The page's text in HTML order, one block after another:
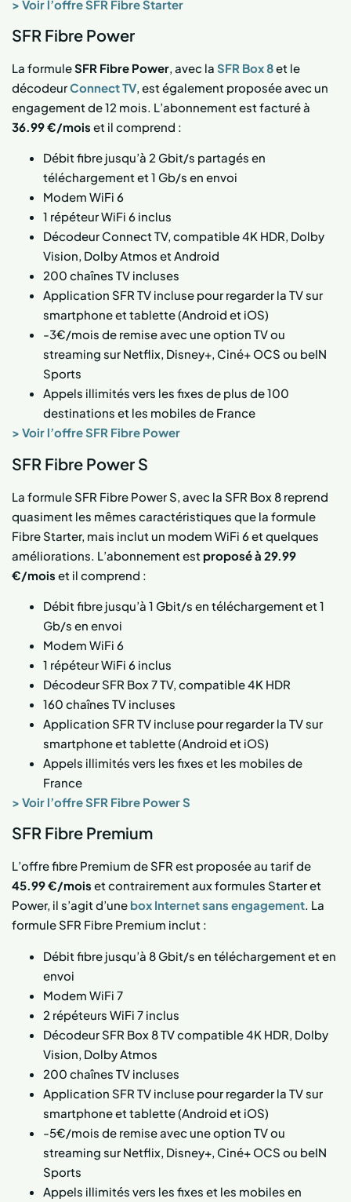
> Voir l’offre SFR Fibre Starter
SFR Fibre Power
La formuleSFR Fibre Power, avec la SFR Box 8et le
décodeurConnect TV, est également proposée avec un
engagement de 12 mois. L’abonnement est facturé à
36.99 €/mois et il comprend :
Débit fibre jusqu’à 2 Gbit/s partagés en
téléchargement et 1 Gb/s en envoi
Modem WiFi 6
1 répéteur WiFi 6 inclus
Décodeur Connect TV, compatible 4K HDR, Dolby
Vision, Dolby Atmos et Android
200 chaînes TV incluses
Application SFR TV incluse pour regarder la TV sur
smartphone et tablette (Android et iOS)
-3€/mois de remise avec une option TV ou
streaming sur Netflix, Disney+, Ciné+ OCS ou beIN
Sports
Appels illimités vers les fixes de plus de 100
destinations et les mobiles de France
> Voir l’offre SFR Fibre Power
SFR Fibre Power S
La formule SFR Fibre Power S, avec la SFR Box 8 reprend
quasiment les mêmes caractéristiques que la formule
Fibre Starter, mais inclut un modem WiFi 6 et quelques
améliorations. L’abonnement est proposé à 29.99
€/mois et il comprend :
Débit fibre jusqu’à 1 Gbit/s en téléchargement et 1
Gb/s en envoi
Modem WiFi 6
1 répéteur WiFi 6 inclus
Décodeur SFR Box 7 TV, compatible 4K HDR
160 chaînes TV incluses
Application SFR TV incluse pour regarder la TV sur
smartphone et tablette (Android et iOS)
Appels illimités vers les fixes et les mobiles de
France
> Voir l’offre SFR Fibre Power S
SFR Fibre Premium
L’offre fibre Premium de SFR est proposée au tarif de
45.99 €/mois et contrairement aux formules Starter et
Power, il s’agit d’une box Internet sans engagement. La
formule SFR Fibre Premium inclut :
Débit fibre jusqu’à 8 Gbit/s en téléchargement et en
envoi
Modem WiFi 7
2 répéteurs WiFi 7 inclus
Décodeur SFR Box 8 TV compatible 4K HDR, Dolby
Vision, Dolby Atmos
200 chaînes TV incluses
Application SFR TV incluse pour regarder la TV sur
smartphone et tablette (Android et iOS)
-5€/mois de remise avec une option TV ou
streaming sur Netflix, Disney+, Ciné+ OCS ou beIN
Sports
Appels illimités vers les fixes et les mobiles en